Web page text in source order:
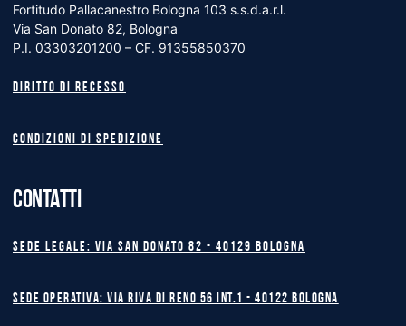
Fortitudo Pallacanestro Bologna 103 s.s.d.a.r.l.
Via San Donato 82, Bologna
P.I. 03303201200 – CF. 91355850370
Diritto di recesso
Condizioni di spedizione
CONTATTI
Sede legale: Via San Donato 82 - 40129 BOLOGNA
Sede operativa: Via Riva di Reno 56 int.1 - 40122 BOLOGNA